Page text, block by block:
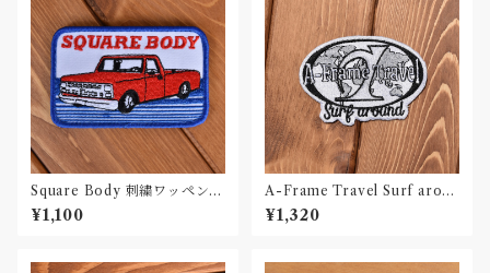
Square Body 刺繍ワッペン P
atch
¥1,100
A-Frame Travel Surf aroun
d Black & White 刺繍ワッペ
ン Patch
¥1,320